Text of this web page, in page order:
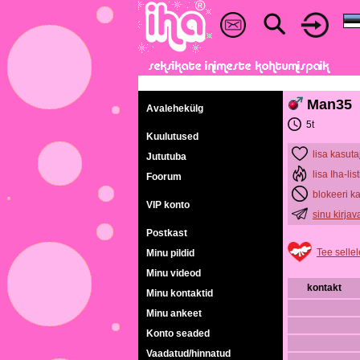
Avalehekülg
Kuulutused
Jututuba
Foorum
VIP konto
Postkast
Minu pildid
Minu videod
Minu kontaktid
Minu ankeet
Konto seaded
Vaadatud/hinnatud
Man35
5t
lisa
lisa Iha-
blokeeri
sinu
Tee
kontakt